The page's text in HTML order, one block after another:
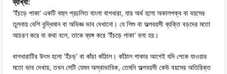
ব্যাখ্যা:
‘ইঁচড়ে পাকা’ একটি বহুল প্রচলিত বাংলা বাগধারা, যার অর্থ হলো অকালপক্ব বা বয়সের
তুলনায় বেশি বুদ্ধিমান বা অভিজ্ঞ ভাব দেখানো। যে শিশু বা অল্পবয়সী ব্যক্তি বড়দের মতো
আচরণ করে বা কথা বলে, তাকে ব্যঙ্গ করে ‘ইঁচড়ে পাকা’ বলা হয়।
বাগধারাটির উৎস হলো ‘ইঁচড়’ বা কাঁচা কাঁঠাল। কাঁঠাল পাকার আগেই যদি পেকে যাওয়ার
মতো ভাব দেখায়, তখন সেটি যেমন অস্বাভাবিক, তেমনি অল্পবয়সী কেউ বয়সের অতিরিক্ত